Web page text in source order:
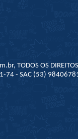
TODOS OS DIREITOS
74 - SAC (53)